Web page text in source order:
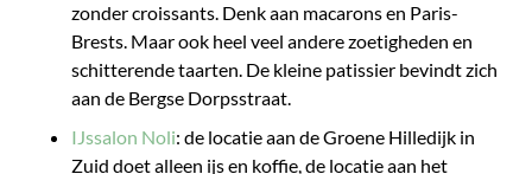
zonder croissants. Denk aan macarons en Paris-
Brests. Maar ook heel veel andere zoetigheden en
schitterende taarten. De kleine patissier bevindt zich
aan de Bergse Dorpsstraat.
IJssalon Noli: de locatie aan de Groene Hilledijk in
Zuid doet alleen ijs en koffie, de locatie aan het